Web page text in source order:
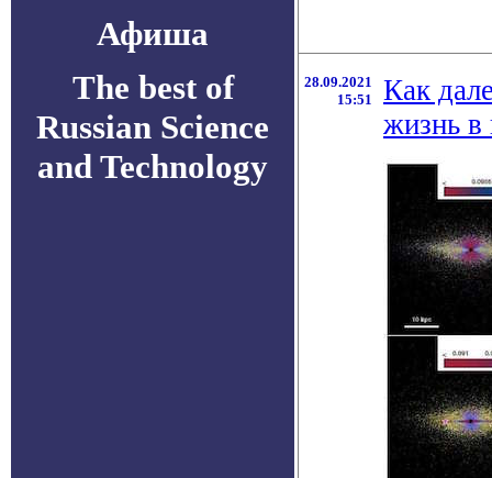
Афиша
The best of
Russian Science
and Technology
28.09.2021
15:51
Как
жизнь в